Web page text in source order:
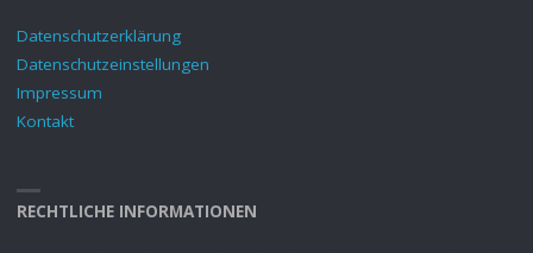
Datenschutzerklärung
Datenschutzeinstellungen
Impressum
Kontakt
RECHTLICHE INFORMATIONEN